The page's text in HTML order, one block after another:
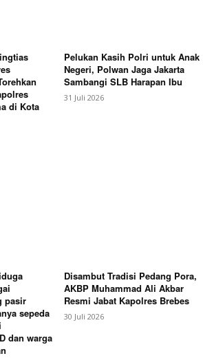
di Kota
Pelukan Kasih Polri untuk Anak
Negeri, Polwan Jaga Jakarta
Sambangi SLB Harapan Ibu
31 Juli 2026
pasir
sepeda
dan warga
Disambut Tradisi Pedang Pora,
AKBP Muhammad Ali Akbar
Resmi Jabat Kapolres Brebes
30 Juli 2026